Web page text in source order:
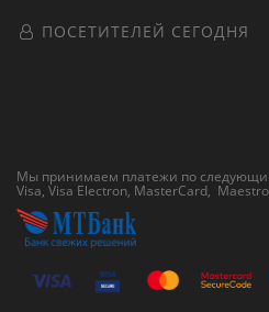
ПОСЕТИТЕЛЕЙ СЕГОДНЯ
Мы принимаем платежи по
Visa, Visa Electron, MasterCard,